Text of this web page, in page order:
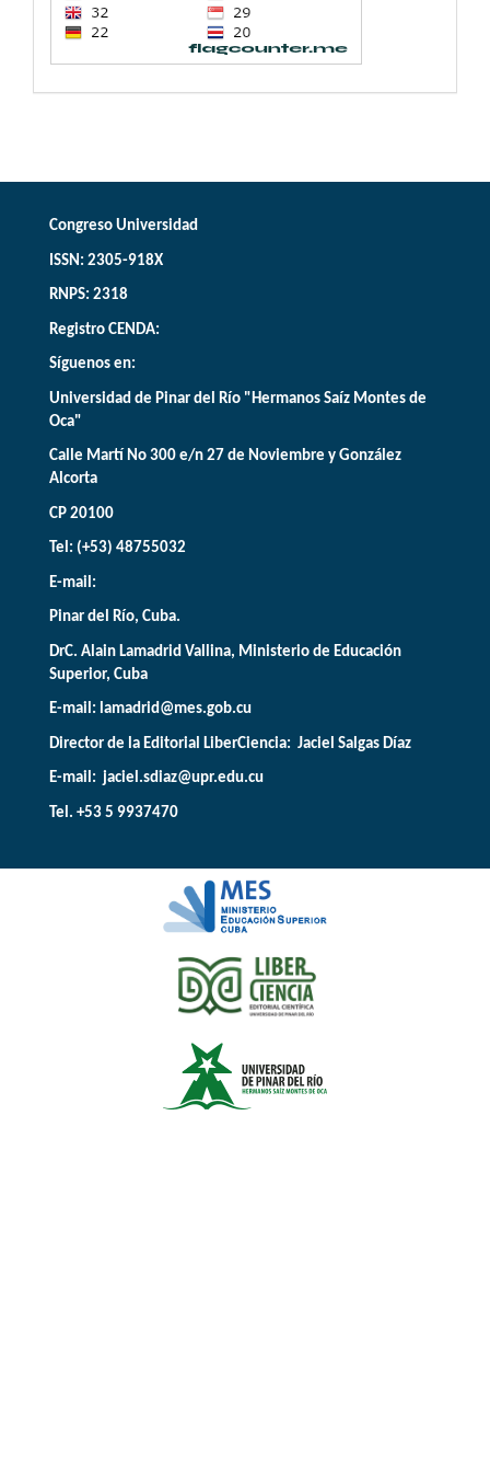
Congreso Universidad
ISSN: 2305-918X
RNPS: 2318
Registro CENDA:
Síguenos en:
Universidad de Pinar del Río "Hermanos Saíz Montes de
Oca"
Calle Martí No 300 e/n 27 de Noviembre y González
Alcorta
CP 20100
Tel: (+53) 48755032
E-mail:
Pinar del Río, Cuba.
DrC. Alain Lamadrid Vallina, Ministerio de Educación
Superior, Cuba
E-mail: lamadrid@mes.gob.cu
Director de la Editorial LiberCiencia: Jaciel Salgas Díaz
E-mail: jaciel.sdiaz@upr.edu.cu
Tel. +53 5 9937470